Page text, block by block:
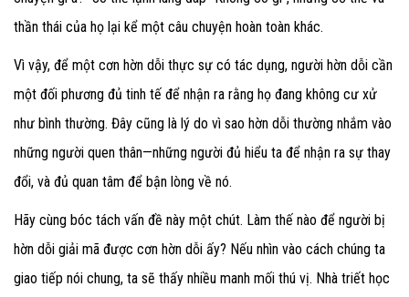
thần thái của họ lại kể một câu chuyện hoàn toàn khác.
Vì vậy, để một cơn hờn dỗi thực sự có tác dụng, người hờn dỗi cần
một đối phương đủ tinh tế để nhận ra rằng họ đang không cư xử
như bình thường. Đây cũng là lý do vì sao hờn dỗi thường nhắm vào
những người quen thân—những người đủ hiểu ta để nhận ra sự thay
đổi, và đủ quan tâm để bận lòng về nó.
Hãy cùng bóc tách vấn đề này một chút. Làm thế nào để người bị
hờn dỗi giải mã được cơn hờn dỗi ấy? Nếu nhìn vào cách chúng ta
giao tiếp nói chung, ta sẽ thấy nhiều manh mối thú vị. Nhà triết học